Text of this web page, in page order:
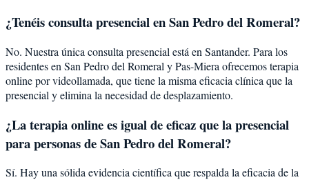
¿Tenéis consulta presencial en San Pedro del Romeral?
No. Nuestra única consulta presencial está en Santander. Para los
residentes en San Pedro del Romeral y Pas-Miera ofrecemos terapia
online por videollamada, que tiene la misma eficacia clínica que la
presencial y elimina la necesidad de desplazamiento.
¿La terapia online es igual de eficaz que la presencial
para personas de San Pedro del Romeral?
Sí. Hay una sólida evidencia científica que respalda la eficacia de la